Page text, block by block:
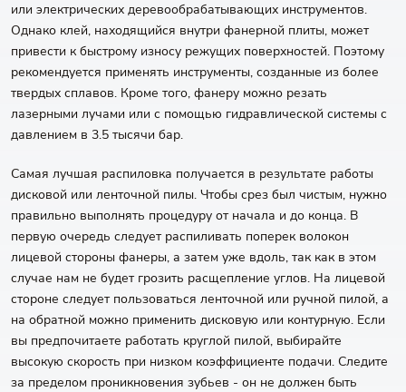
или электрических деревообрабатывающих инструментов.
Однако клей, находящийся внутри фанерной плиты, может
привести к быстрому износу режущих поверхностей. Поэтому
рекомендуется применять инструменты, созданные из более
твердых сплавов. Кроме того, фанеру можно резать
лазерными лучами или с помощью гидравлической системы с
давлением в 3.5 тысячи бар.
Самая лучшая распиловка получается в результате работы
дисковой или ленточной пилы. Чтобы срез был чистым, нужно
правильно выполнять процедуру от начала и до конца. В
первую очередь следует распиливать поперек волокон
лицевой стороны фанеры, а затем уже вдоль, так как в этом
случае нам не будет грозить расщепление углов. На лицевой
стороне следует пользоваться ленточной или ручной пилой, а
на обратной можно применить дисковую или контурную. Если
вы предпочитаете работать круглой пилой, выбирайте
высокую скорость при низком коэффициенте подачи. Следите
за пределом проникновения зубьев - он не должен быть